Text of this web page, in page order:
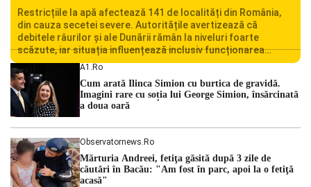
Restricțiile la apă afectează 141 de localități din România,
din cauza secetei severe. Autoritățile avertizează că
debitele râurilor și ale Dunării rămân la niveluri foarte
scăzute, iar situația influențează inclusiv funcționarea
Centralei Nucleare de la Cernavodă. România se confruntă
cu una dintre cele mai dificile perioade din punct de vedere
hidrologic din ultimii ani. Lipsa […]
A1.ro
Cum arată Ilinca Simion cu burtica de gravidă.
Imagini rare cu soția lui George Simion, însărcinată
a doua oară
Observatornews.ro
Mărturia Andreei, fetiţa găsită după 3 zile de
căutări în Bacău: "Am fost în parc, apoi la o fetiţă
acasă"